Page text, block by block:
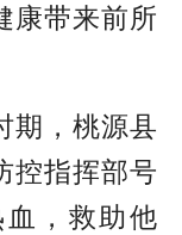
康带来前所
，桃源县
控指挥部号
，救助他